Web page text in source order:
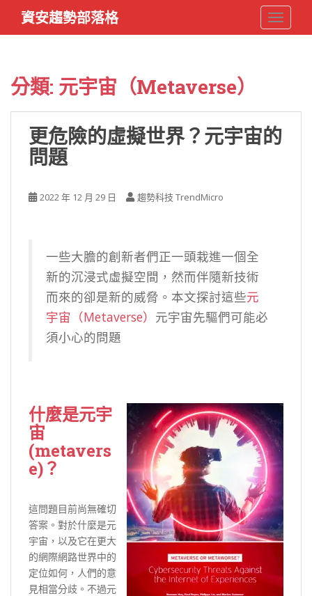
i
資安趨勢部落格
分類: 元宇宙（Metaverse）
更危險的虛擬世界？元宇宙的
問題
2022 年 12 月 29 日 趨勢科技 TrendMicro
一些大膽的創新者們正一頭栽進一個全
新的沉浸式虛擬空間，然而伴隨新技術
而來的卻是新的威脅。本文探討這些元
宇宙（Metaverse） 元宇宙先驅們可能必
須小心的問題
什麼是元宇
宙
(metavers
e)？
這問題目前尚無確切
答案。對於什麼是元
宇宙，以及它在更大
的網際網路世界中的
定位如何，人們的意
見相當分歧。不過元